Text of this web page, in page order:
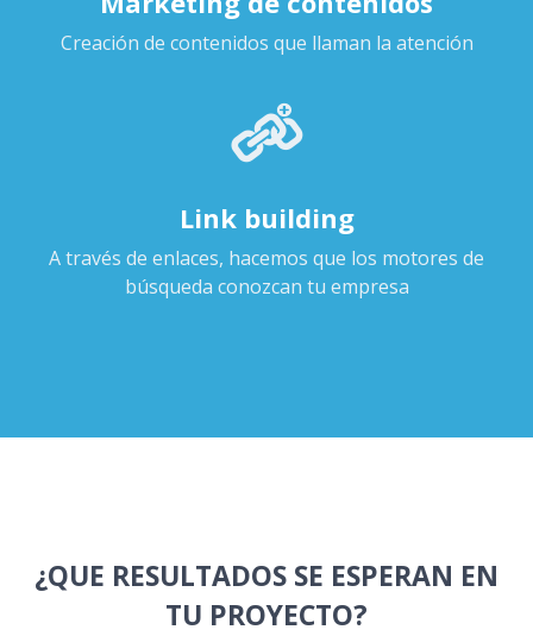
Creación de contenidos que llaman la atención
Link building
A través de enlaces, hacemos que los motores de
búsqueda conozcan tu empresa
¿QUE RESULTADOS SE ESPERAN EN
TU PROYECTO?